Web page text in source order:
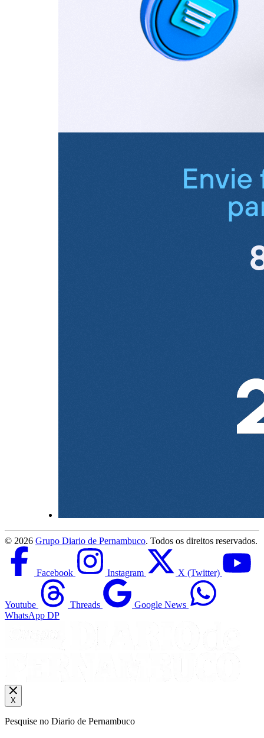
© 2026 Grupo Diario de Pernambuco. Todos os direitos reservados.
Facebook Instagram X (Twitter)
Youtube Threads
Google News
WhatsApp DP
X
Pesquise no Diario de Pernambuco